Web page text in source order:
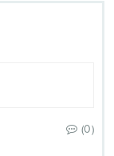
(0)